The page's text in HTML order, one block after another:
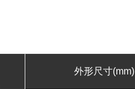
外形尺寸(mm)